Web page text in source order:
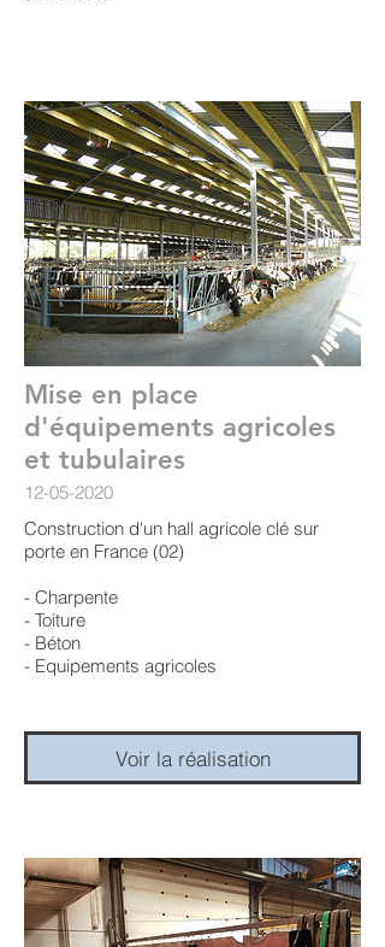
Mise en place
d'équipements agricoles
et tubulaires
12-05-2020
Construction d'un hall agricole clé sur
porte en France (02)
- Charpente
- Toiture
- Béton
- Equipements agricoles
Voir la réalisation